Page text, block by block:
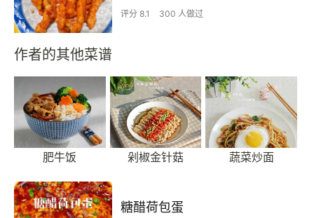
评分 8.1 300 人做过
作者的其他菜谱
肥牛饭 剁椒金针菇 蔬菜炒面
糖醋荷包蛋